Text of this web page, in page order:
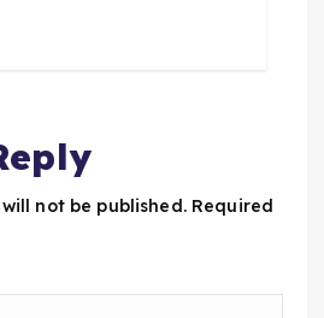
not be published. Required